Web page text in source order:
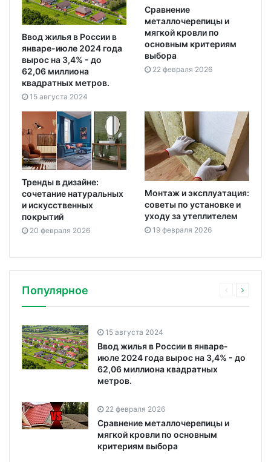
Ввод жилья в России в
январе-июле 2024 года
вырос на 3,4% - до
62,06 миллиона
квадратных метров.
15 августа 2024
Сравнение
металлочерепицы и
мягкой кровли по
основным критериям
выбора
22 февраля 2026
Тренды в дизайне:
сочетание натуральных
и искусственных
покрытий
20 февраля 2026
Монтаж и эксплуатация:
советы по установке и
уходу за утеплителем
19 февраля 2026
Популярное
15 августа 2024
Ввод жилья в России в январе-
июле 2024 года вырос на 3,4% - до
62,06 миллиона квадратных
метров.
22 февраля 2026
Сравнение металлочерепицы и
мягкой кровли по основным
критериям выбора